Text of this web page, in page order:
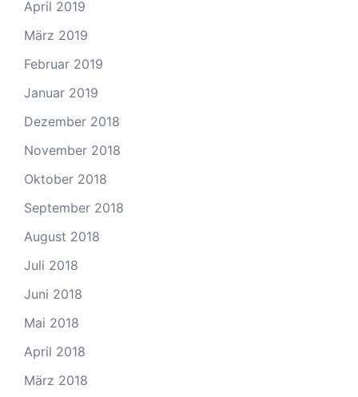
April 2019
März 2019
Februar 2019
Januar 2019
Dezember 2018
November 2018
Oktober 2018
September 2018
August 2018
Juli 2018
Juni 2018
Mai 2018
April 2018
März 2018